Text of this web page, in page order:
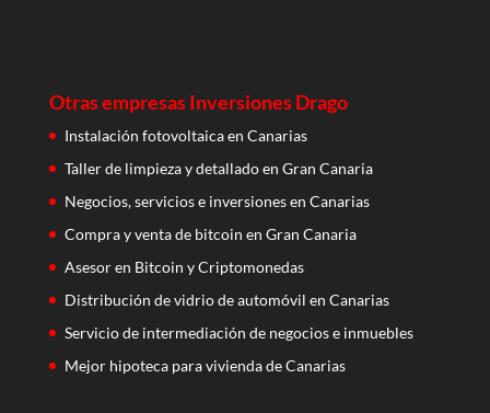
Otras empresas Inversiones Drago
Instalación fotovoltaica en Canarias
Taller de limpieza y detallado en Gran Canaria
Negocios, servicios e inversiones en Canarias
Compra y venta de bitcoin en Gran Canaria
Asesor en Bitcoin y Criptomonedas
Distribución de vidrio de automóvil en Canarias
Servicio de intermediación de negocios e inmuebles
Mejor hipoteca para vivienda de Canarias